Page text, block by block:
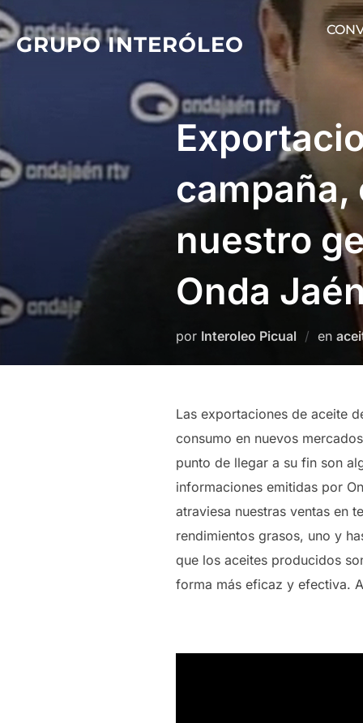
Saltar
al
contenido
GRUPO INTERÓLEO
nuestro
Onda
por Interoleo Picual en
Las exportaciones de aceite
consumo en nuevos
punto de llegar a su fin son
informaciones emitidas por
atraviesa nuestras ventas en
rendimientos grasos, uno y
que los aceites producidos
forma más eficaz y efectiva.